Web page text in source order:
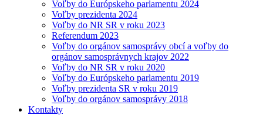
Voľby do Európskeho parlamentu 2024
Voľby prezidenta 2024
Voľby do NR SR v roku 2023
Referendum 2023
Voľby do orgánov samosprávy obcí a voľby do
orgánov samosprávnych krajov 2022
Voľby do NR SR v roku 2020
Voľby do Európskeho parlamentu 2019
Voľby prezidenta SR v roku 2019
Voľby do orgánov samosprávy 2018
Kontakty